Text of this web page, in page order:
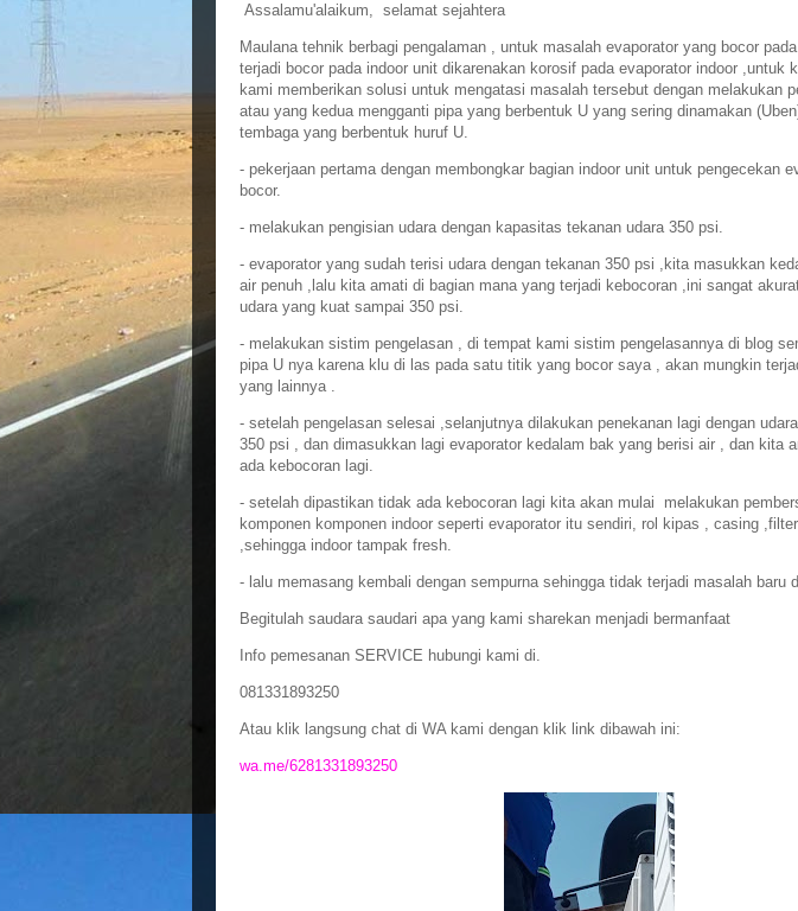
Assalamu'alaikum, selamat sejahtera
Maulana tehnik berbagi pengalaman , untuk masalah evaporator yang bocor
terjadi bocor pada indoor unit dikarenakan korosif pada evaporator indoor ,untuk
kami memberikan solusi untuk mengatasi masalah tersebut dengan melakukan
atau yang kedua mengganti pipa yang berbentuk U yang sering dinamakan
tembaga yang berbentuk huruf U.
- pekerjaan pertama dengan membongkar bagian indoor unit untuk pengecekan
bocor.
- melakukan pengisian udara dengan kapasitas tekanan udara 350 psi.
- evaporator yang sudah terisi udara dengan tekanan 350 psi ,kita masukkan
air penuh ,lalu kita amati di bagian mana yang terjadi kebocoran ,ini sangat
udara yang kuat sampai 350 psi.
- melakukan sistim pengelasan , di tempat kami sistim pengelasannya di blog
pipa U nya karena klu di las pada satu titik yang bocor saya , akan mungkin
yang lainnya .
- setelah pengelasan selesai ,selanjutnya dilakukan penekanan lagi dengan
350 psi , dan dimasukkan lagi evaporator kedalam bak yang berisi air , dan kita
ada kebocoran lagi.
- setelah dipastikan tidak ada kebocoran lagi kita akan mulai melakukan
komponen komponen indoor seperti evaporator itu sendiri, rol kipas , casing
,sehingga indoor tampak fresh.
- lalu memasang kembali dengan sempurna sehingga tidak terjadi masalah baru
Begitulah saudara saudari apa yang kami sharekan menjadi bermanfaat
Info pemesanan SERVICE hubungi kami di.
081331893250
Atau klik langsung chat di WA kami dengan klik link dibawah ini:
wa.me/6281331893250